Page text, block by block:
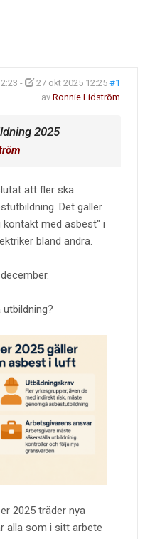
- 27 okt 2025 12:25 #1
av Ronnie Lidström
2025
att fler ska
Det gäller
med asbest" i
bland andra.
2025 träder nya
alla som i sitt arbete